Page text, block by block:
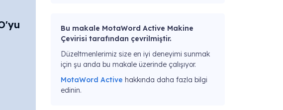
Bu makale MotaWord Active Makine
Çevirisi tarafından çevrilmiştir.
Düzeltmenlerimiz size en iyi deneyimi sunmak
için şu anda bu makale üzerinde çalışıyor.
MotaWord Active hakkında daha fazla bilgi
edinin.